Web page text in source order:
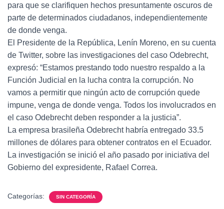
para que se clarifiquen hechos presuntamente oscuros de
parte de determinados ciudadanos, independientemente
de donde venga.
El Presidente de la República, Lenín Moreno, en su cuenta
de Twitter, sobre las investigaciones del caso Odebrecht,
expresó: “Estamos prestando todo nuestro respaldo a la
Función Judicial en la lucha contra la corrupción. No
vamos a permitir que ningún acto de corrupción quede
impune, venga de donde venga. Todos los involucrados en
el caso Odebrecht deben responder a la justicia”.
La empresa brasileña Odebrecht habría entregado 33.5
millones de dólares para obtener contratos en el Ecuador.
La investigación se inició el año pasado por iniciativa del
Gobierno del expresidente, Rafael Correa.
Categorías: SIN CATEGORÍA